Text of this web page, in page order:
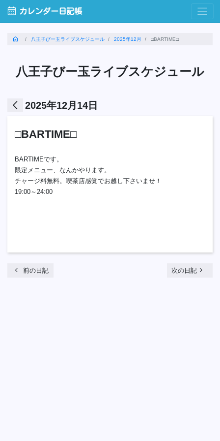
calendar_month カレンダー日記帳
home 八王子びー玉ライブスケジュール 2025年12月 □BARTIME□
八王子びー玉ライブスケジュール
arrow_back_ios 2025年12月14日
□BARTIME□
BARTIMEです。
限定メニュー、なんかやります。
チャージ料無料。喫茶店感覚でお越し下さいませ！
19:00～24:00
chevron_left 前の日記 次の日記 navigate_next